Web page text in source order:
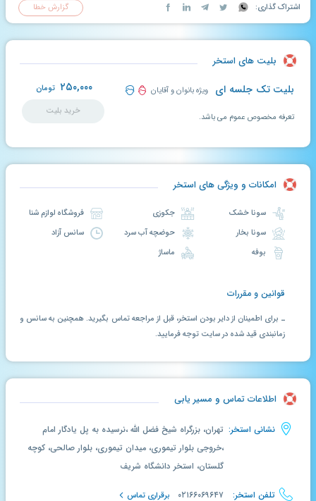
اشتراک گذاری: گزارش خطا
بلیت های استخر
بلیت تک جلسه ای ویژه بانوان و آقایان ۲۵۰,۰۰۰ تومان
خرید بلیت
تعرفه مخصوص عموم می باشد.
امکانات و ویژگی های استخر
سونا خشک
سونا بخار
جکوزی
حوضچه آب سرد
فروشگاه لوازم شنا
سانس آزاد
قوانین و مقررات
ـ برای اطمینان از دایر بودن استخر، قبل از مراجعه تماس بگیرید. همچنین به سانس و
زمانبندی قید شده در سایت توجه فرمایید.
اطلاعات تماس و مسیر یابی
نشانی استخر: تهران، بزرگراه شیخ فضل الله ،نرسیده به پل یادگار امام
،خروجی بلوار تیموری، میدان تیموری، بلوار صالحی، کوچه
گلستان، استخر دانشگاه شریف
تلفن استخر: ۰۲۱۶۶۰۶۹۶۴۷ برقراری تماس